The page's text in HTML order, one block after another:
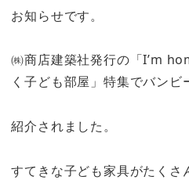
お知らせです。
㈱商店建築社発行の「I’m
く子ども部屋」特集でバンビ
紹介されました。
すてきな子ども家具がたくさ